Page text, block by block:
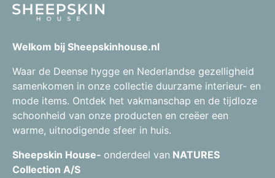
Welkom bij Sheepskinhouse.nl
Waar de Deense hygge en Nederlandse gezelligheid
samenkomen in onze collectie duurzame interieur- en
mode items. Ontdek het vakmanschap en de tijdloze
schoonheid van onze producten en creëer een
warme, uitnodigende sfeer in huis.
Sheepskin House- onderdeel van NATURES
Collection A/S